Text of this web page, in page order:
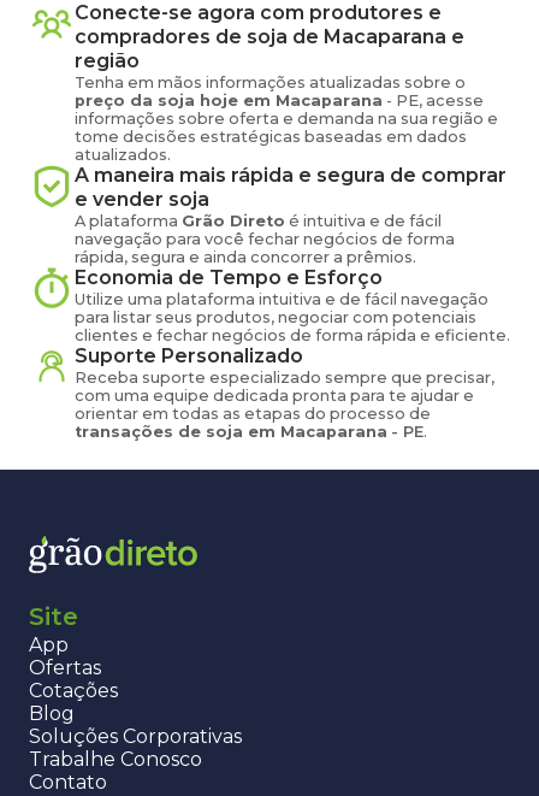
Conecte-se agora com produtores e
compradores de soja de Macaparana e
região
Tenha em mãos informações atualizadas sobre o
preço da soja hoje em Macaparana - PE, acesse
informações sobre oferta e demanda na sua região e
tome decisões estratégicas baseadas em dados
atualizados.
A maneira mais rápida e segura de comprar
e vender soja
A plataforma Grão Direto é intuitiva e de fácil
navegação para você fechar negócios de forma
rápida, segura e ainda concorrer a prêmios.
Economia de Tempo e Esforço
Utilize uma plataforma intuitiva e de fácil navegação
para listar seus produtos, negociar com potenciais
clientes e fechar negócios de forma rápida e eficiente.
Suporte Personalizado
Receba suporte especializado sempre que precisar,
com uma equipe dedicada pronta para te ajudar e
orientar em todas as etapas do processo de
transações de soja em Macaparana - PE.
Site
App
Ofertas
Cotações
Blog
Soluções Corporativas
Trabalhe Conosco
Contato